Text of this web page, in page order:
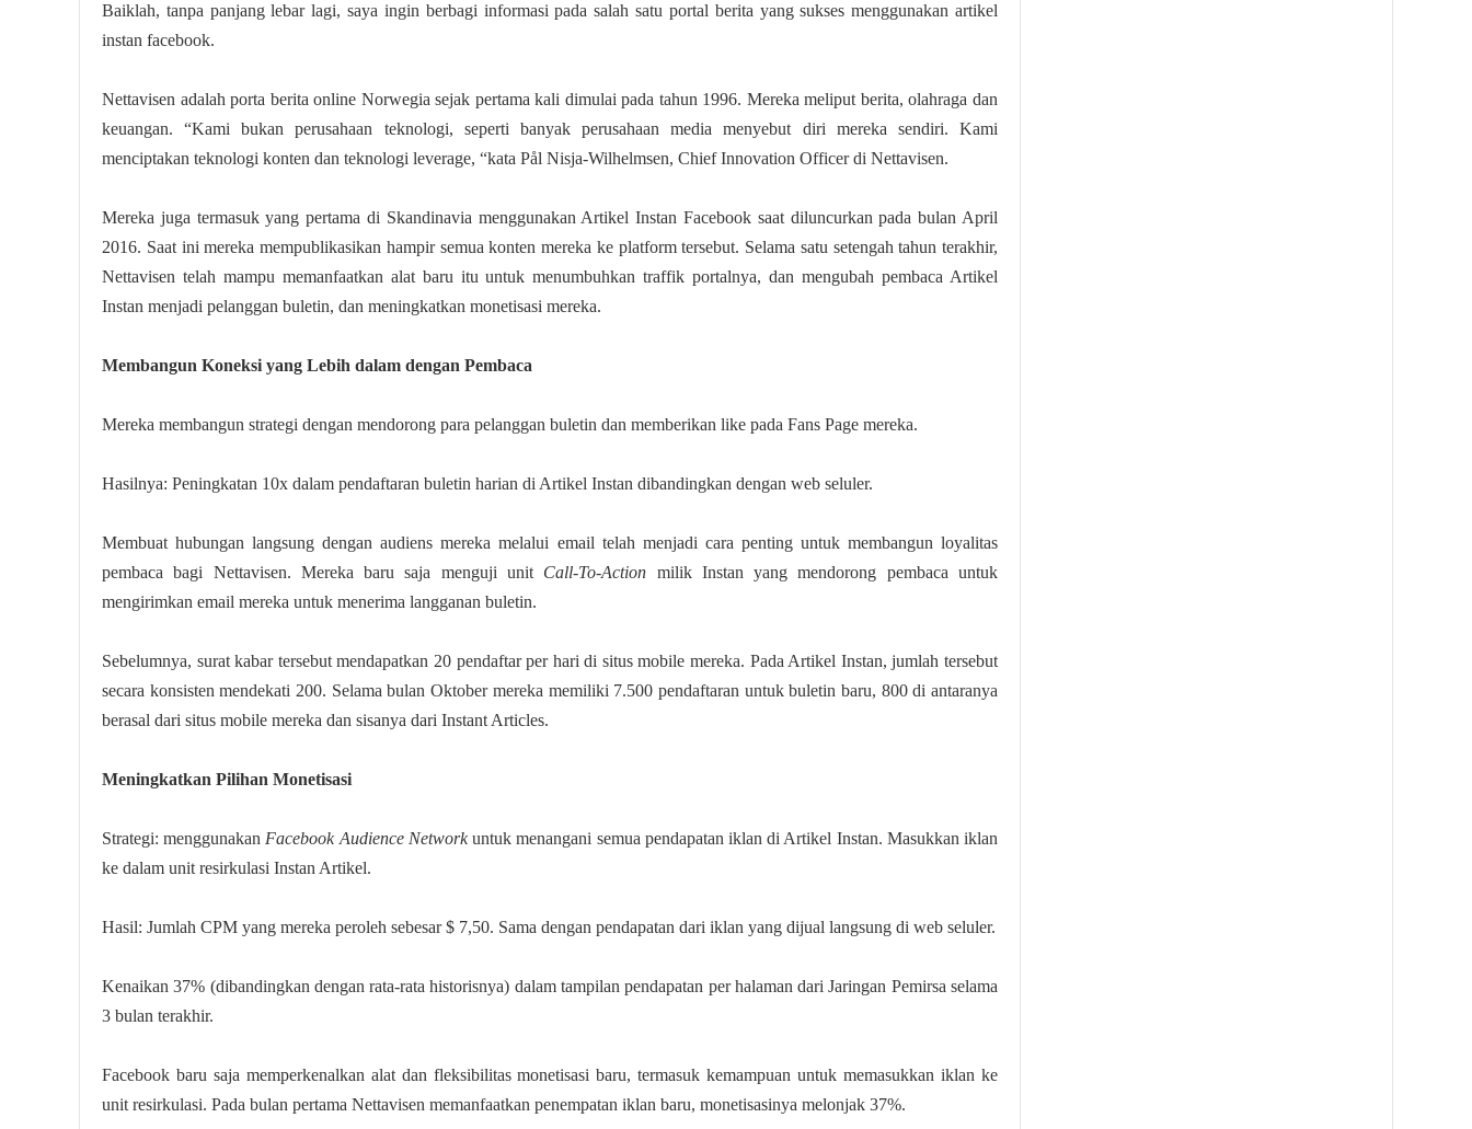
Baiklah, tanpa panjang lebar lagi, saya ingin berbagi informasi pada salah satu portal berita yang sukses menggunakan artikel
instan facebook.
Nettavisen adalah porta berita online Norwegia sejak pertama kali dimulai pada tahun 1996. Mereka meliput berita, olahraga dan
keuangan. “Kami bukan perusahaan teknologi, seperti banyak perusahaan media menyebut diri mereka sendiri. Kami
menciptakan teknologi konten dan teknologi leverage, “kata Pål Nisja-Wilhelmsen, Chief Innovation Officer di Nettavisen.
Mereka juga termasuk yang pertama di Skandinavia menggunakan Artikel Instan Facebook saat diluncurkan pada bulan April
2016. Saat ini mereka mempublikasikan hampir semua konten mereka ke platform tersebut. Selama satu setengah tahun terakhir,
Nettavisen telah mampu memanfaatkan alat baru itu untuk menumbuhkan traffik portalnya, dan mengubah pembaca Artikel
Instan menjadi pelanggan buletin, dan meningkatkan monetisasi mereka.
Membangun Koneksi yang Lebih dalam dengan Pembaca
Mereka membangun strategi dengan mendorong para pelanggan buletin dan memberikan like pada Fans Page mereka.
Hasilnya: Peningkatan 10x dalam pendaftaran buletin harian di Artikel Instan dibandingkan dengan web seluler.
Membuat hubungan langsung dengan audiens mereka melalui email telah menjadi cara penting untuk membangun loyalitas
pembaca bagi Nettavisen. Mereka baru saja menguji unit Call-To-Action milik Instan yang mendorong pembaca untuk
mengirimkan email mereka untuk menerima langganan buletin.
Sebelumnya, surat kabar tersebut mendapatkan 20 pendaftar per hari di situs mobile mereka. Pada Artikel Instan, jumlah tersebut
secara konsisten mendekati 200. Selama bulan Oktober mereka memiliki 7.500 pendaftaran untuk buletin baru, 800 di antaranya
berasal dari situs mobile mereka dan sisanya dari Instant Articles.
Meningkatkan Pilihan Monetisasi
Strategi: menggunakan Facebook Audience Networkuntuk menangani semua pendapatan iklan di Artikel Instan. Masukkan iklan
ke dalam unit resirkulasi Instan Artikel.
Hasil: Jumlah CPM yang mereka peroleh sebesar $ 7,50. Sama dengan pendapatan dari iklan yang dijual langsung di web seluler.
Kenaikan 37% (dibandingkan dengan rata-rata historisnya) dalam tampilan pendapatan per halaman dari Jaringan Pemirsa selama
3 bulan terakhir.
Facebook baru saja memperkenalkan alat dan fleksibilitas monetisasi baru, termasuk kemampuan untuk memasukkan iklan ke
unit resirkulasi. Pada bulan pertama Nettavisen memanfaatkan penempatan iklan baru, monetisasinya melonjak 37%.